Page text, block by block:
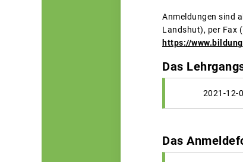
Anmeldungen sind
Landshut), per Fax
https://
Das
2021-12-
Das